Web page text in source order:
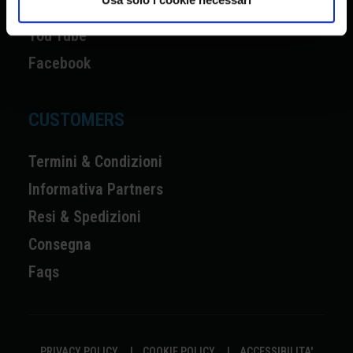
You Tube
Facebook
CUSTOMERS
Termini & Condizioni
Informativa Partners
Resi & Spedizioni
Consegna
Faqs